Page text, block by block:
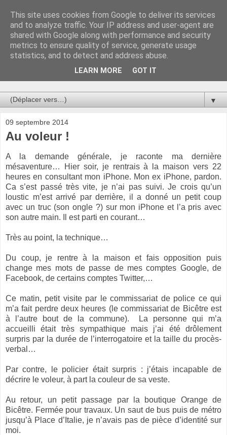
Au bistro !
La connerie étant le seul chemin susceptible de nous faire
entrevoir une parcelle de vérité, utilisons la par des moyens
de communication efficaces. Le temps qu'on remplisse nos
▼
09 septembre 2014
Au voleur !
A la demande générale, je raconte ma dernière
mésaventure… Hier soir, je rentrais à la maison vers 22
heures en consultant mon iPhone. Mon ex iPhone, pardon.
Ca s’est passé très vite, je n’ai pas suivi. Je crois qu’un
loustic m’est arrivé par derrière, il a donné un petit coup
avec un truc (son ongle ?) sur mon iPhone et l’a pris avec
son autre main. Il est parti en courant…
Très au point, la technique…
Du coup, je rentre à la maison et fais opposition puis
change mes mots de passe de mes comptes Google, de
Facebook, de certains comptes Twitter,…
Ce matin, petit visite par le commissariat de police ce qui
m’a fait perdre deux heures (le commissariat de Bicêtre est
à l’autre bout de la commune). La personne qui m’a
accueilli était très sympathique mais j’ai été drôlement
surpris par la durée de l’interrogatoire et la taille du procès-
verbal…
Par contre, le policier était surpris : j’étais incapable de
décrire le voleur, à part la couleur de sa veste.
Au retour, un petit passage par la boutique Orange de
Bicêtre. Fermée pour travaux. Un saut de bus puis de métro
jusqu’à Place d’Italie, je n’avais pas de pièce d’identité sur
moi.
This site uses cookies from Google to deliver its services
and to analyze traffic. Your IP address and user-agent are
shared with Google along with performance and security
metrics to ensure quality of service, generate usage
statistics, and to detect and address abuse.
LEARN MORE GOT IT